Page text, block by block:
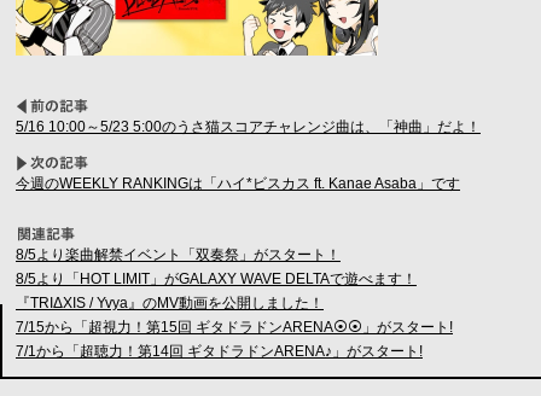
5/16 10:00～5/23 5:00のうさ猫スコアチャレンジ曲は、「神曲」だよ！
今週のWEEKLY RANKINGは「ハイ*ビスカス ft. Kanae Asaba」です
8/5より楽曲解禁イベント「双奏祭」がスタート！
8/5より「HOT LIMIT」がGALAXY WAVE DELTAで遊べます！
『TRIΔXIS / Yvya』のMV動画を公開しました！
7/15から「超視力！第15回 ギタドラドンARENA⦿⦿」がスタート!
7/1から「超聴力！第14回 ギタドラドンARENA♪」がスタート!